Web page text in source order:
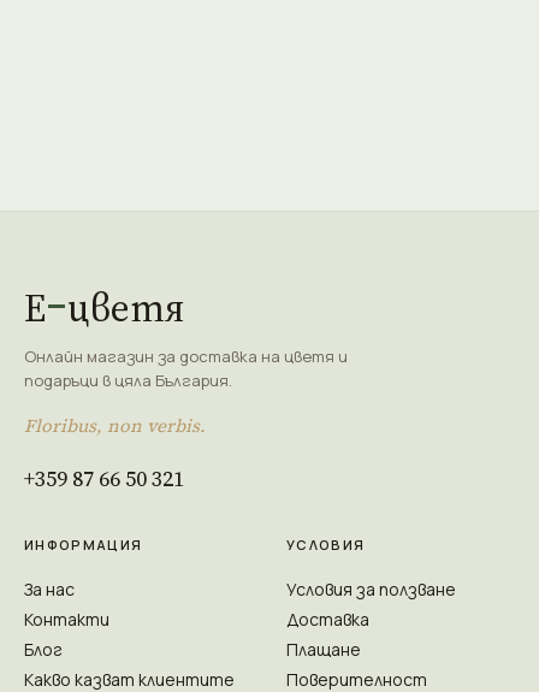
Е цветя
Онлайн магазин за доставка на цветя и
подаръци в цяла България.
Floribus, non verbis.
+359 87 66 50 321
ИНФОРМАЦИЯ
За нас
Контакти
Блог
Какво казват клиентите
УСЛОВИЯ
Условия за ползване
Доставка
Плащане
Поверителност